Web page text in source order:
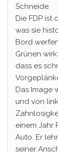
Schneide.
Die FDP ist
was sie
Bord
Grünen
dass es
Das Image
und von
einem Jahr
Auto. Er
seiner